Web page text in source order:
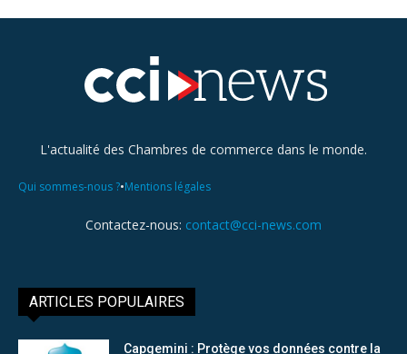
L'actualité des Chambres de commerce dans le monde.
Qui sommes-nous ?•Mentions légales
Contactez-nous: contact@cci-news.com
ARTICLES POPULAIRES
Capgemini : Protège vos données contre la